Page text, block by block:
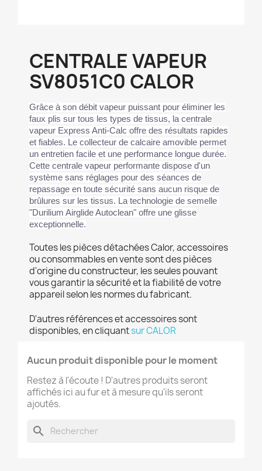
CENTRALE VAPEUR
SV8051C0 CALOR
Grâce à son débit vapeur puissant pour éliminer les
faux plis sur tous les types de tissus, la centrale
vapeur Express Anti-Calc offre des résultats rapides
et fiables. Le collecteur de calcaire amovible permet
un entretien facile et une performance longue durée.
Cette centrale vapeur performante dispose d'un
système sans réglages pour des séances de
repassage en toute sécurité sans aucun risque de
brûlures sur les tissus. La technologie de semelle
"Durilium Airglide Autoclean" offre une glisse
exceptionnelle.
Toutes les pièces détachées Calor, accessoires
ou consommables en vente sont des pièces
d'origine du constructeur, les seules pouvant
vous garantir la sécurité et la fiabilité de votre
appareil selon les normes du fabricant.
D'autres références et accessoires sont
disponibles, en cliquantsur CALOR
Aucun produit disponible pour le moment
Restez à l'écoute ! D'autres produits seront
affichés ici au fur et à mesure qu'ils seront
ajoutés.
search